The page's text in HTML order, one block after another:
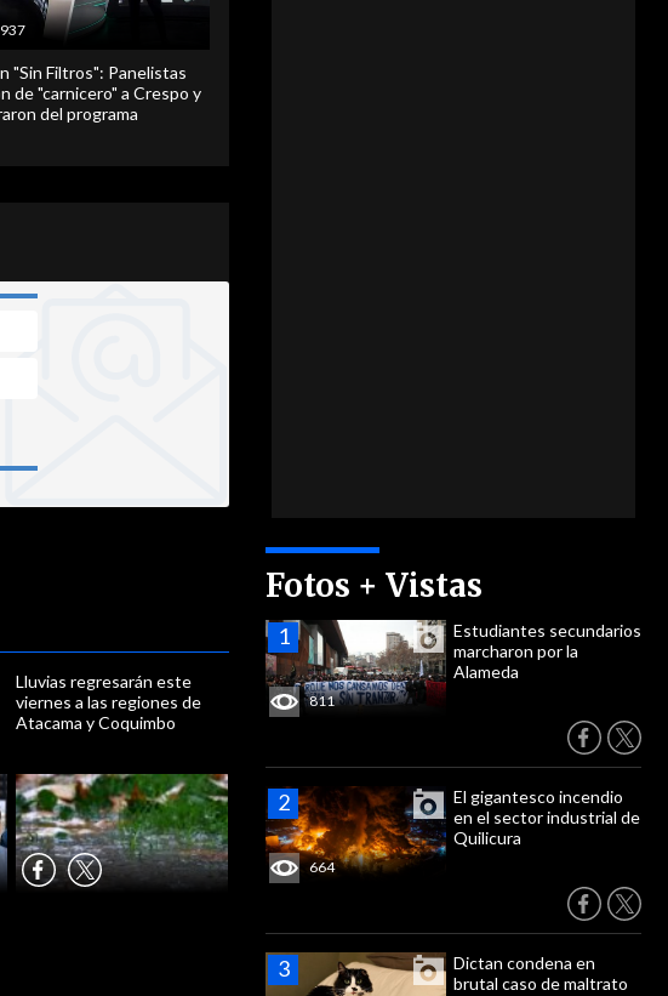
Fotos + Vistas
811
Estudiantes secundarios
marcharon por la
Alameda
664
El gigantesco incendio
en el sector industrial de
Quilicura
Dictan condena en
brutal caso de maltrato
"Sin Filtros": Panelistas
de "carnicero" a Crespo y
del programa
Lluvias regresarán este
viernes a las regiones de
Atacama y Coquimbo